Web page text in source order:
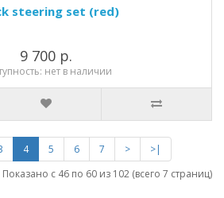
steering set (red)
9 700 р.
нет в наличии
4 5 6 7 >
>|
Показано с 46 по 60 из 102 (всего 7 страниц)